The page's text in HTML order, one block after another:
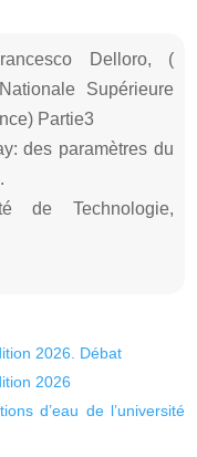
Delloro, (
Supérieure
Partie3
des paramètres du
de Technologie,
2026. Débat
2026
d’eau de l’université